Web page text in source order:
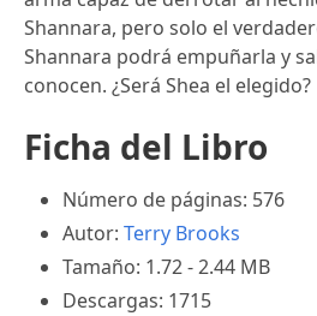
Shannara, pero solo el
Shannara podrá empuñarla y
conocen. ¿Será Shea el elegido?
Ficha del Libro
Número de páginas: 576
Autor: Terry Brooks
Tamaño: 1.72 - 2.44 MB
Descargas: 1715